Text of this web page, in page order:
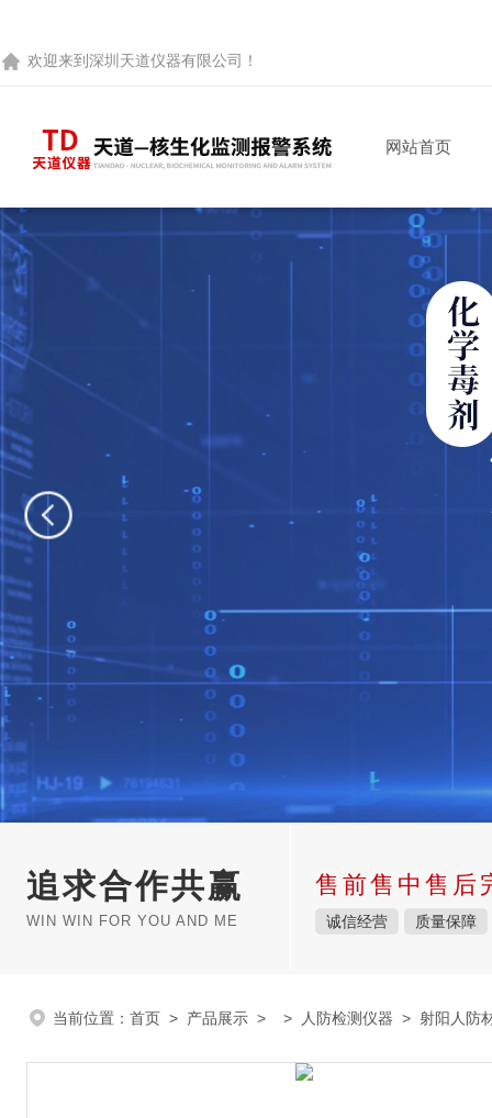
欢迎来到 深圳天道仪器有限公司 ！
网站首页
追求合作共赢
WIN WIN FOR YOU AND ME
售前售中售后
诚信经营 质量保障
当前位置： 首页 > 产品展示 > > 人防检测仪器 > 射阳人防